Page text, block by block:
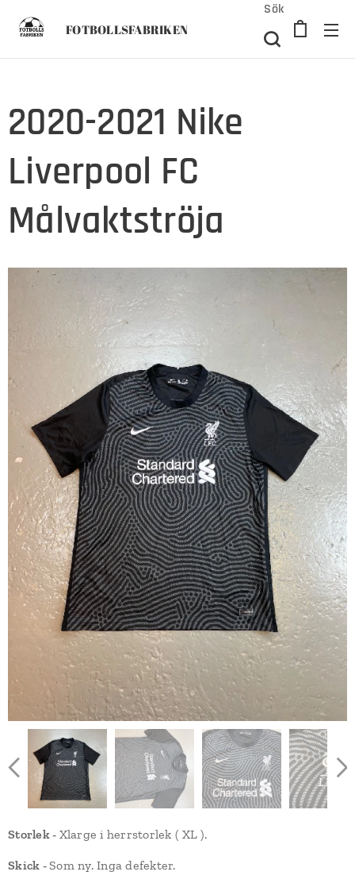
FOTBOLLSFABRIKEN
Sök
2020-2021 Nike
Liverpool FC
Målvaktströja
Storlek - Xlarge i herrstorlek ( XL ).
Skick - Som ny. Inga defekter.